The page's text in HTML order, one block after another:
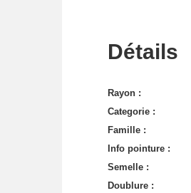
Détails
Rayon :
Categorie :
Famille :
Info pointure :
Semelle :
Doublure :